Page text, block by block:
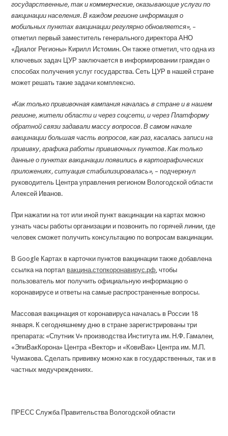
государственные, так и коммерческие, оказывающие услуги по
вакцинации населения. В каждом регионе информация о
мобильных пунктах вакцинации регулярно обновляется», –
отметил первый заместитель генерального директора АНО
«Диалог Регионы» Кирилл Истомин. Он также отметил, что одна из
ключевых задач ЦУР заключается в информировании граждан о
способах получения услуг государства. Сеть ЦУР в нашей стране
может решать такие задачи комплексно.
«Как только прививочная кампания началась в стране и в нашем
регионе, жители области и через соцсети, и через Платформу
обратной связи задавали массу вопросов. В самом начале
вакцинации большая часть вопросов, как раз, касалась записи на
прививку, графика работы прививочных пунктов. Как только
данные о пунктах вакцинации появились в картографических
приложениях, ситуация стабилизировалась», – подчеркнул
руководитель Центра управления регионом Вологодской области
Алексей Иванов.
При нажатии на тот или иной пункт вакцинации на картах можно
узнать часы работы организации и позвонить по горячей линии, где
человек сможет получить консультацию по вопросам вакцинации.
В Google Картах в карточки пунктов вакцинации также добавлена
ссылка на портал вакцина.стопкоронавирус.рф, чтобы
пользователь мог получить официальную информацию о
коронавирусе и ответы на самые распространенные вопросы.
Массовая вакцинация от коронавируса началась в России 18
января. К сегодняшнему дню в стране зарегистрированы три
препарата: «Спутник V» производства Института им. Н.Ф. Гамалеи,
«ЭпиВакКорона» Центра «Вектор» и «КовиВак» Центра им. М.П.
Чумакова. Сделать прививку можно как в государственных, так и в
частных медучреждениях.
ПРЕСС Служба Правительства Вологодской области